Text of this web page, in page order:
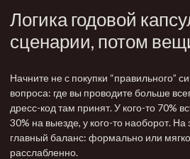
Логика годовой
сценарии, потом
Начните не с покупки “правильного”
вопроса: где вы проводите больше
дресс-код там принят. У кого-то 70%
30% на выезде, у кого-то наоборот.
главный баланс: формально или
расслабленно.